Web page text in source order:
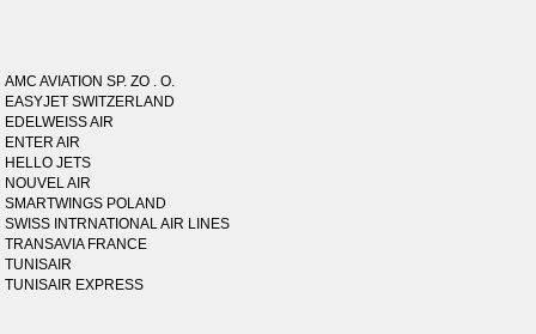
AMC AVIATION SP. ZO . O.
EASYJET SWITZERLAND
EDELWEISS AIR
ENTER AIR
HELLO JETS
NOUVEL AIR
SMARTWINGS POLAND
SWISS INTRNATIONAL AIR LINES
TRANSAVIA FRANCE
TUNISAIR
TUNISAIR EXPRESS